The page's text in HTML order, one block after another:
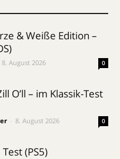
& Weiße Edition –
8. August 2026 0
O’ll – im Klassik-Test
8. August 2026 0
(PS5)